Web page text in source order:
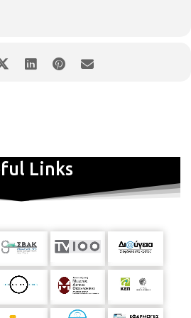
Links